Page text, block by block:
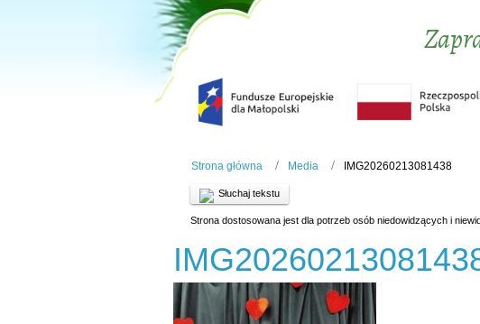
Strona główna Media IMG20260213081438
Słuchaj tekstu
Strona dostosowana jest dla potrzeb osób niedowidzących i